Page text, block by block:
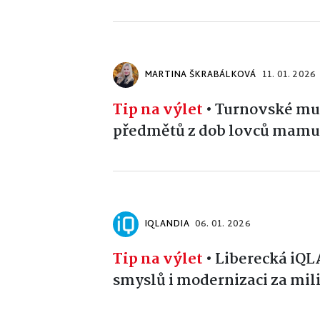
MARTINA ŠKRABÁLKOVÁ 11. 01. 2026
Tip na výlet •Turnovské
předmětů z dob lovců
IQLANDIA 06. 01. 2026
Tip na výlet • Liberecká
smyslů i modernizaci za